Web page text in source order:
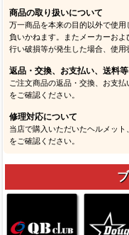
商品の取り扱いについて
万一商品を本来の目的以外で使
負いかねます。またメーカーお
行い破損等が発生した場合、使用
返品・交換、お支払い、送料
ご注文商品の返品・交換、お支
をご確認ください。
修理対応について
当店で購入いただいたヘルメッ
をご確認ください。